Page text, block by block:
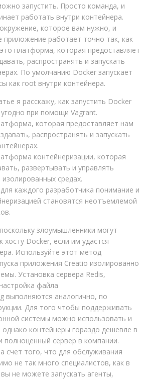
запустить. Просто команда, и
работать внутри контейнера.
которое вам нужно, и
приложение работает точно так, как
платформа, которая предоставляет
распространять и запускать
По умолчанию Docker запускает
как root внутри контейнера.
я расскажу, как запустить Docker
угодно при помощи Vagrant.
которая предоставляет нам
распространять и запускать
контейнеризации, которая
развертывать и управлять
средах.
каждого разработчика понимание и
становятся неотъемлемой
злоумышленники могут
хосту Docker, если им удастся
Используйте этот метод
приложения Creatio изолированно
Установка сервера Redis,
файла
выполняются аналогично, по
Для того чтобы поддерживать
системы можно использовать и
контейнеры гораздо дешевле в
полноценный сервер в компании.
счет того, что для обслуживания
не так много специалистов, как в
не можете запускать агенты,